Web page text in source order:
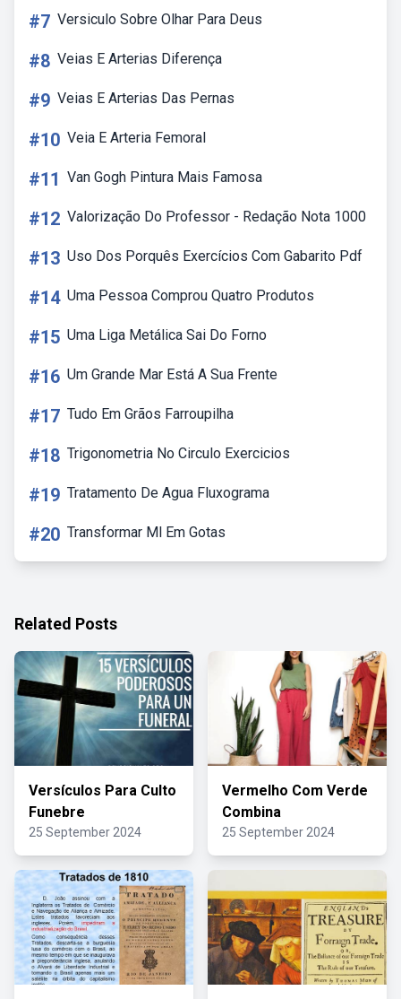
#7 Versiculo Sobre Olhar Para Deus
#8 Veias E Arterias Diferença
#9 Veias E Arterias Das Pernas
#10 Veia E Arteria Femoral
#11 Van Gogh Pintura Mais Famosa
#12 Valorização Do Professor - Redação Nota 1000
#13 Uso Dos Porquês Exercícios Com Gabarito Pdf
#14 Uma Pessoa Comprou Quatro Produtos
#15 Uma Liga Metálica Sai Do Forno
#16 Um Grande Mar Está A Sua Frente
#17 Tudo Em Grãos Farroupilha
#18 Trigonometria No Circulo Exercicios
#19 Tratamento De Agua Fluxograma
#20 Transformar Ml Em Gotas
Related Posts
Versículos Para Culto
Funebre
25 September 2024
Vermelho Com Verde
Combina
25 September 2024